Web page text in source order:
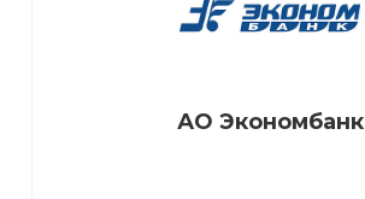
АО Экономбанк